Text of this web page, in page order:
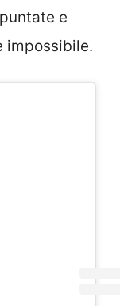
e
impossibile.